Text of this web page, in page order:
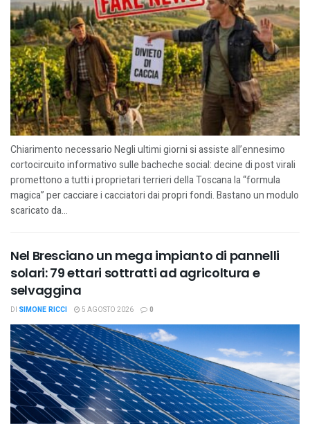
Chiarimento necessario Negli ultimi giorni si assiste all’ennesimo
cortocircuito informativo sulle bacheche social: decine di post virali
promettono a tutti i proprietari terrieri della Toscana la “formula
magica” per cacciare i cacciatori dai propri fondi. Bastano un modulo
scaricato da...
Nel Bresciano un mega impianto di pannelli
solari: 79 ettari sottratti ad agricoltura e
selvaggina
DI SIMONE RICCI 5 AGOSTO 2026 0